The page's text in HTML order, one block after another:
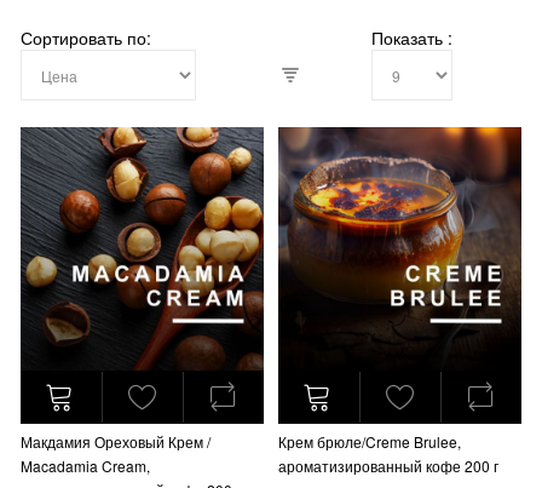
Сортировать по Показать
Макдамия Ореховый Крем /
Macadamia Cream,
Крем брюле/Creme Brulee,
ароматизированный кофе 200 г